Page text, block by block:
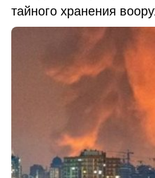
тайного хранения